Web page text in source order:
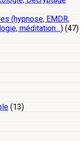
(hypnose, EMDR,
méditation…) (47)
(13)